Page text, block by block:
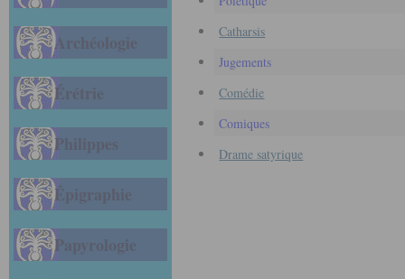
Archéologie
Érétrie
Philippes
Épigraphie
Papyrologie
Catharsis
Jugements
Comédie
Comiques
Drame satyrique